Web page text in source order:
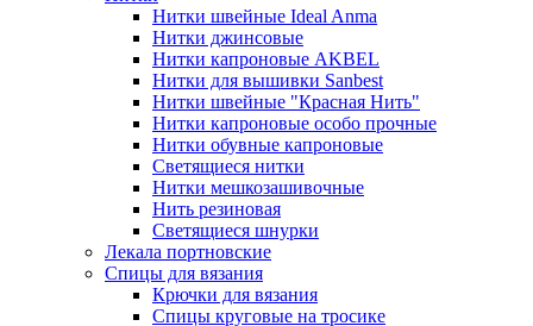
Нитки швейные Ideal Anma
Нитки джинсовые
Нитки капроновые AKBEL
Нитки для вышивки Sanbest
Нитки швейные "Красная Нить"
Нитки капроновые особо прочные
Нитки обувные капроновые
Светящиеся нитки
Нитки мешкозашивочные
Нить резиновая
Светящиеся шнурки
Лекала портновские
Спицы для вязания
Крючки для вязания
Спицы круговые на тросике